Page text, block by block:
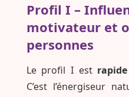
Profil I –
motivateur et
personnes
Le profil I est
C’est l’énergiseur